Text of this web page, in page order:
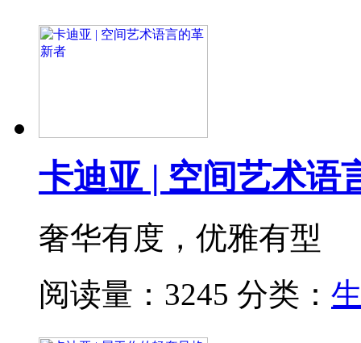
卡迪亚 | 空间艺术语
奢华有度，优雅有型
阅读量：3245 分类：